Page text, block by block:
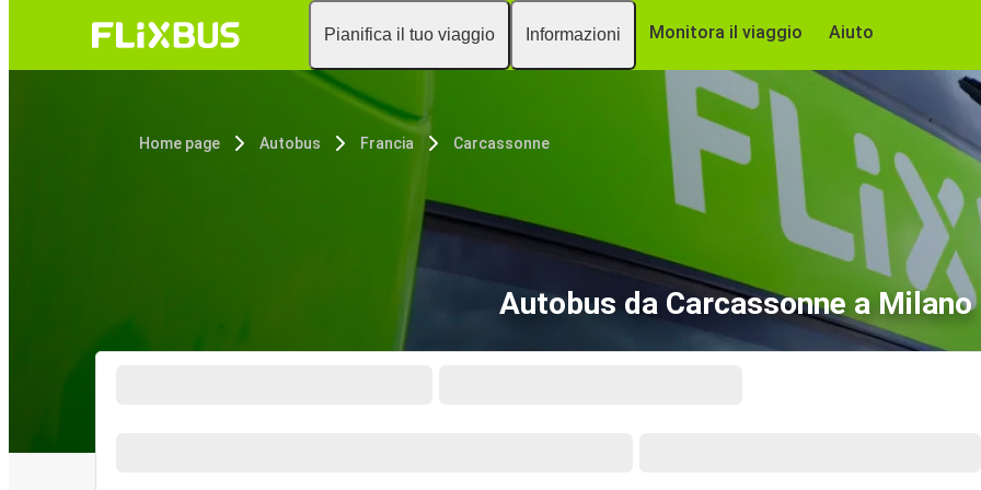
Pianifica il tuo viaggio Informazioni Monitora il viaggio Aiuto
Home page Autobus Francia Carcassonne
Autobus da Carcassonne a Milano